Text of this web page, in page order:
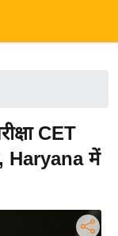
CET
Haryana में